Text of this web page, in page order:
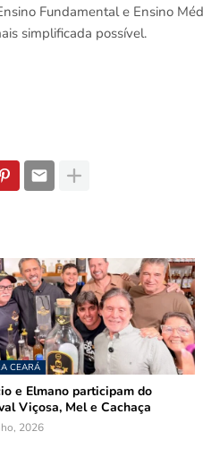
Fundamental e Ensino
simplificada possível.
CEARÁ
e Elmano participam do
Viçosa, Mel e Cachaça
2026